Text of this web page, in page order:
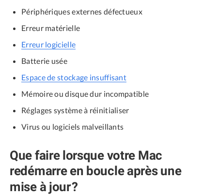
Périphériques externes défectueux
Erreur matérielle
Erreur logicielle
Batterie usée
Espace de stockage insuffisant
Mémoire ou disque dur incompatible
Réglages système à réinitialiser
Virus ou logiciels malveillants
Que faire lorsque votre Mac
redémarre en boucle après une
mise à jour ?